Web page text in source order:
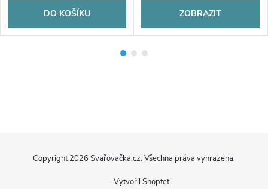
DO KOŠÍKU ZOBRAZIT
Vytvořil Shoptet
Copyright 2026 Svařovačka.cz. Všechna práva vyhrazena.